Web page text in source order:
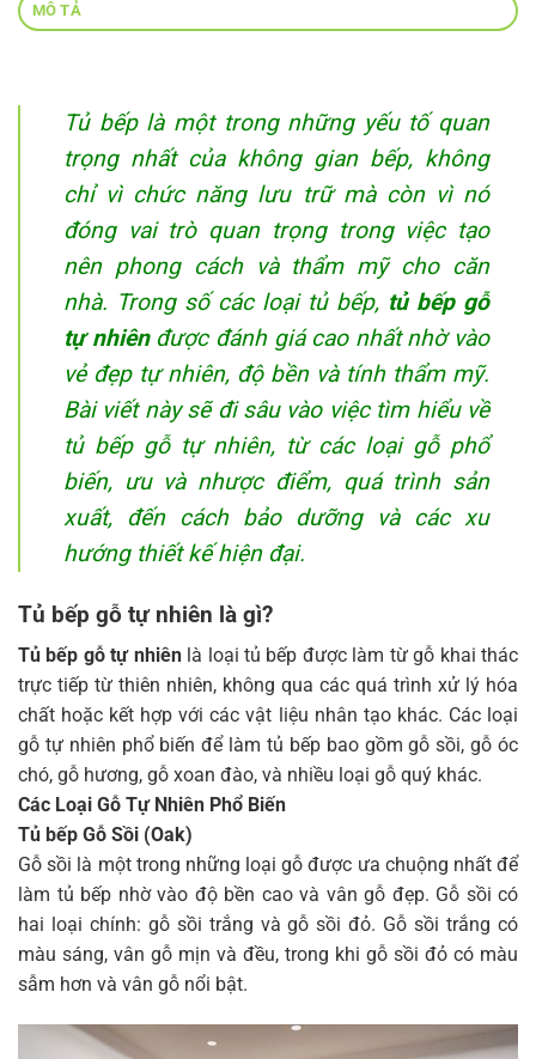
MÔ TẢ
Tủ bếp là một trong những yếu tố quan
trọng nhất của không gian bếp, không
chỉ vì chức năng lưu trữ mà còn vì nó
đóng vai trò quan trọng trong việc tạo
nên phong cách và thẩm mỹ cho căn
nhà. Trong số các loại tủ bếp, tủ bếp gỗ
tự nhiênđược đánh giá cao nhất nhờ vào
vẻ đẹp tự nhiên, độ bền và tính thẩm mỹ.
Bài viết này sẽ đi sâu vào việc tìm hiểu về
tủ bếp gỗ tự nhiên, từ các loại gỗ phổ
biến, ưu và nhược điểm, quá trình sản
xuất, đến cách bảo dưỡng và các xu
hướng thiết kế hiện đại.
Tủ bếp gỗ tự nhiên là gì?
Tủ bếp gỗ tự nhiênlà loại tủ bếp được làm từ gỗ khai thác
trực tiếp từ thiên nhiên, không qua các quá trình xử lý hóa
chất hoặc kết hợp với các vật liệu nhân tạo khác. Các loại
gỗ tự nhiên phổ biến để làm tủ bếp bao gồm gỗ sồi, gỗ óc
chó, gỗ hương, gỗ xoan đào, và nhiều loại gỗ quý khác.
Các Loại Gỗ Tự Nhiên Phổ Biến
Tủ bếp Gỗ Sồi (Oak)
Gỗ sồi là một trong những loại gỗ được ưa chuộng nhất để
làm tủ bếp nhờ vào độ bền cao và vân gỗ đẹp. Gỗ sồi có
hai loại chính: gỗ sồi trắng và gỗ sồi đỏ. Gỗ sồi trắng có
màu sáng, vân gỗ mịn và đều, trong khi gỗ sồi đỏ có màu
sẫm hơn và vân gỗ nổi bật.